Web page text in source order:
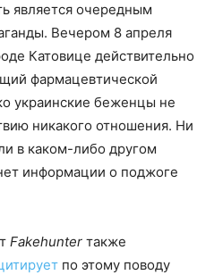
является очередным
Вечером 8 апреля
Катовице действительно
фармацевтической
украинские беженцы не
никакого отношения. Ни
в каком-либо другом
информации о поджоге
Fakehunter также
по этому поводу